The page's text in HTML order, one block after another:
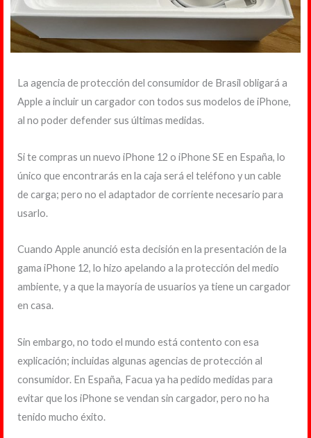
La agencia de protección del consumidor de Brasil obligará a
Apple a incluir un cargador con todos sus modelos de iPhone,
al no poder defender sus últimas medidas.
Si te compras un nuevo iPhone 12 o iPhone SE en España, lo
único que encontrarás en la caja será el teléfono y un cable
de carga; pero no el adaptador de corriente necesario para
usarlo.
Cuando Apple anunció esta decisión en la presentación de la
gama iPhone 12, lo hizo apelando a la protección del medio
ambiente, y a que la mayoría de usuarios ya tiene un cargador
en casa.
Sin embargo, no todo el mundo está contento con esa
explicación; incluidas algunas agencias de protección al
consumidor. En España, Facua ya ha pedido medidas para
evitar que los iPhone se vendan sin cargador, pero no ha
tenido mucho éxito.